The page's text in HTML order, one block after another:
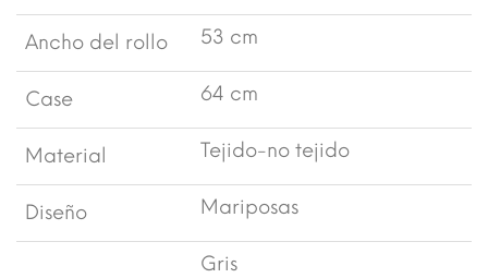
Ancho del rollo 53 cm
Case 64 cm
Material Tejido-no tejido
Diseño Mariposas
Gris